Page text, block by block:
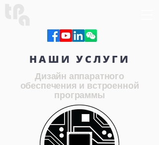
НАШИ УСЛУГИ
Дизайн аппаратного
обеспечения и встроенной
программы